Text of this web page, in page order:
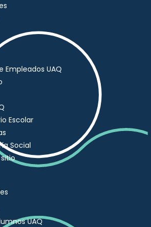
Empleados UAQ
Escolar
Social
UAQ